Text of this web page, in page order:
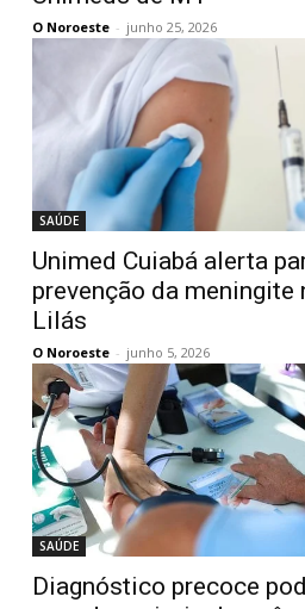
O Noroeste - junho 25, 2026
SAÚDE
Unimed Cuiabá alerta
prevenção da meningite
Lilás
O Noroeste - junho 5, 2026
SAÚDE
Diagnóstico precoce